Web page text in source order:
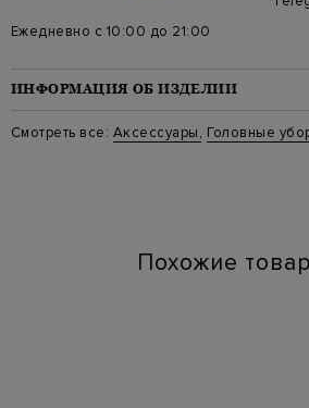
Ежедневно с 10:00 до 21:00
ИНФОРМАЦИЯ ОБ ИЗДЕЛИИ
Материал: лен 100%
Смотреть все: Аксессуары, Головные
Похожие